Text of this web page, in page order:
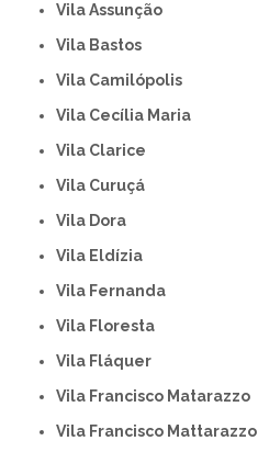
Vila Assunção
Vila Bastos
Vila Camilópolis
Vila Cecília Maria
Vila Clarice
Vila Curuçá
Vila Dora
Vila Eldízia
Vila Fernanda
Vila Floresta
Vila Fláquer
Vila Francisco Matarazzo
Vila Francisco Mattarazzo